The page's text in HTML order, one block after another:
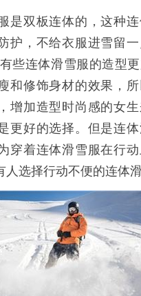
双板连体的，这种连
护，不给衣服进雪留一
些连体滑雪服的造型
和修饰身材的效果，
增加造型时尚感的女
更好的选择。但是连
穿着连体滑雪服在行
选择行动不便的连体滑